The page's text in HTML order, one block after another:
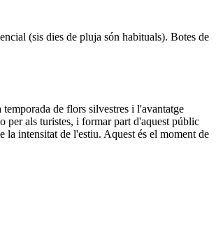
(sis dies de pluja són habituals). Botes de
de flors silvestres i l'avantatge
per als turistes, i formar part d'aquest públic
la intensitat de l'estiu. Aquest és el moment de